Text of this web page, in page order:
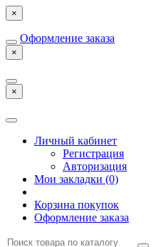
×
Оформление заказа
×
×
Личный кабинет
Регистрация
Авторизация
Мои закладки (0)
Корзина покупок
Оформление заказа